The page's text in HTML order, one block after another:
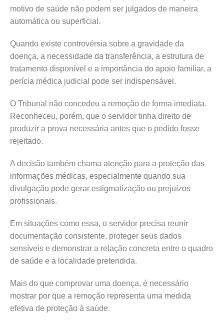
motivo de saúde não podem ser julgados de maneira
automática ou superficial.
Quando existe controvérsia sobre a gravidade da
doença, a necessidade da transferência, a estrutura de
tratamento disponível e a importância do apoio familiar, a
perícia médica judicial pode ser indispensável.
O Tribunal não concedeu a remoção de forma imediata.
Reconheceu, porém, que o servidor tinha direito de
produzir a prova necessária antes que o pedido fosse
rejeitado.
A decisão também chama atenção para a proteção das
informações médicas, especialmente quando sua
divulgação pode gerar estigmatização ou prejuízos
profissionais.
Em situações como essa, o servidor precisa reunir
documentação consistente, proteger seus dados
sensíveis e demonstrar a relação concreta entre o quadro
de saúde e a localidade pretendida.
Mais do que comprovar uma doença, é necessário
mostrar por que a remoção representa uma medida
efetiva de proteção à saúde.